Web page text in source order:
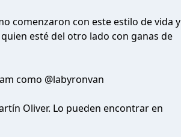
comenzaron con este estilo de vida y
esté del otro lado con ganas de
como @labyronvan
Oliver. Lo pueden encontrar en